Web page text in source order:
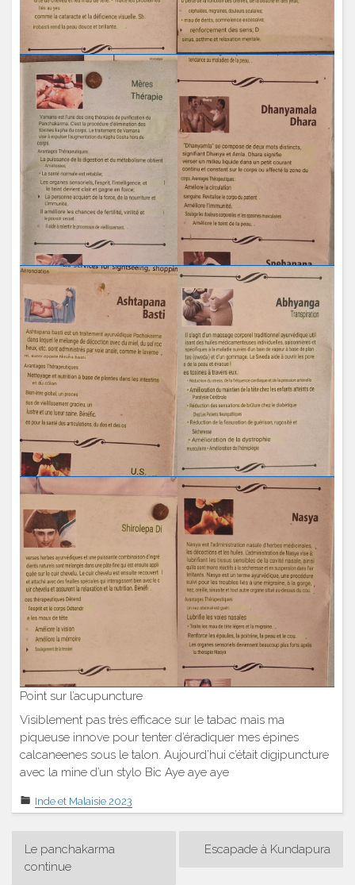
Point sur l’acupuncture
Visiblement pas très efficace sur le tabac mais ma
piqueuse innove pour tenter d’éradiquer mes épines
calcaneenes sous le talon. Aujourd’hui c’était digipuncture
avec la mine d’un stylo Bic Aye aye aye
Inde et Malaisie 2023
Navigation
de
Le panchakarma
continue
Escapade à Kundapura